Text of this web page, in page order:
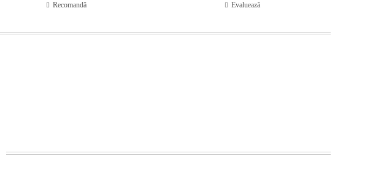
Recomandă Evaluează